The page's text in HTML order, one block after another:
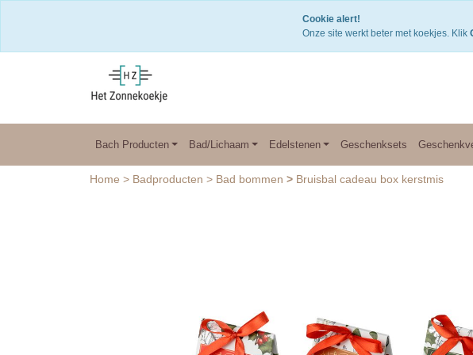
Bach Producten Bad/Lichaam Edelstenen Geschenksets
Home > Badproducten > Bad bommen > Bruisbal cadeau box kerstmis
Cookie alert!
Onze site werkt beter met koekjes. Klik